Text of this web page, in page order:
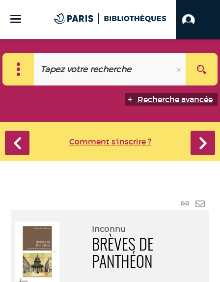
Recherche avancée
Comment s'inscrire ?
Lien
Inconnu
BRÈVES DE
PANTHÉON